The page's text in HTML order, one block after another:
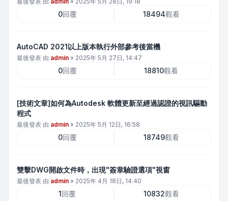
0回覆 18494觀看
AutoCAD 2021以上版本執行外部參考後當機
最後發表 由 admin » 2025年 5月 27日, 14:47
0回覆 18810觀看
[技術文章]如何為Autodesk 軟體更新至經過認證的視訊驅動
程式
最後發表 由 admin » 2025年 5月 12日, 16:58
0回覆 18749觀看
雙擊DWG開啟文件時，出現"簽章驗證選項"視窗
最後發表 由 admin » 2025年 4月 18日, 14:40
1回覆 10832觀看